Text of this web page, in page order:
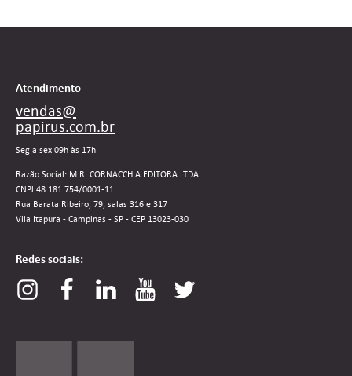
Atendimento
vendas@
papirus.com.br
Seg a sex 09h às 17h
Razão Social: M.R. CORNACCHIA EDITORA LTDA
CNPJ 48.181.754/0001-11
Rua Barata Ribeiro, 79, salas 316 e 317
Vila Itapura - Campinas - SP - CEP 13023-030
Redes sociais: